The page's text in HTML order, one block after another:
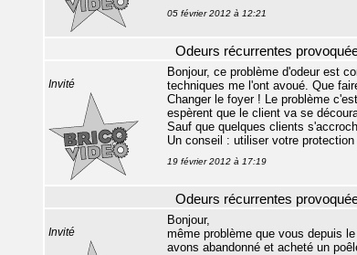
05 février 2012 à 12:21
Odeurs récurrentes
Invité
Bonjour, ce problème d'odeur est
techniques me l'ont avoué. Que
Changer le foyer ! Le problème
espèrent que le client va se
Sauf que quelques clients
Un conseil : utiliser votre protection
19 février 2012 à 17:19
Odeurs récurrentes
Invité
Bonjour,
même problème que vous depuis
avons abandonné et acheté un